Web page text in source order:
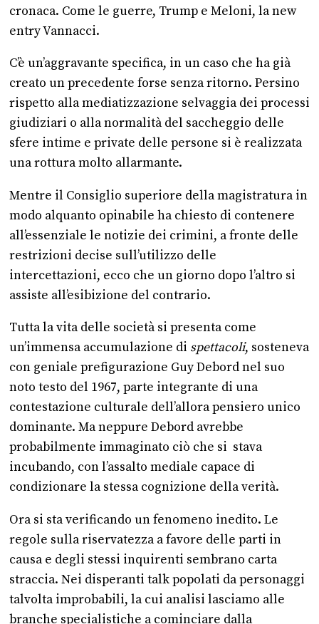
cronaca. Come le guerre, Trump e Meloni, la new
entry Vannacci.
C’è un’aggravante specifica, in un caso che ha già
creato un precedente forse senza ritorno. Persino
rispetto alla mediatizzazione selvaggia dei processi
giudiziari o alla normalità del saccheggio delle
sfere intime e private delle persone si è realizzata
una rottura molto allarmante.
Mentre il Consiglio superiore della magistratura in
modo alquanto opinabile ha chiesto di contenere
all’essenziale le notizie dei crimini, a fronte delle
restrizioni decise sull’utilizzo delle
intercettazioni, ecco che un giorno dopo l’altro si
assiste all’esibizione del contrario.
Tutta la vita delle società si presenta come
un’immensa accumulazione di spettacoli, sosteneva
con geniale prefigurazione Guy Debord nel suo
noto testo del 1967, parte integrante di una
contestazione culturale dell’allora pensiero unico
dominante. Ma neppure Debord avrebbe
probabilmente immaginato ciò che si stava
incubando, con l’assalto mediale capace di
condizionare la stessa cognizione della verità.
Ora si sta verificando un fenomeno inedito. Le
regole sulla riservatezza a favore delle parti in
causa e degli stessi inquirenti sembrano carta
straccia. Nei disperanti talk popolati da personaggi
talvolta improbabili, la cui analisi lasciamo alle
branche specialistiche a cominciare dalla